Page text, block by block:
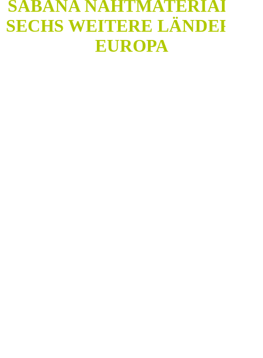
SABANA NAHTMATERIAL IN
SECHS WEITERE LÄNDER IN
EUROPA